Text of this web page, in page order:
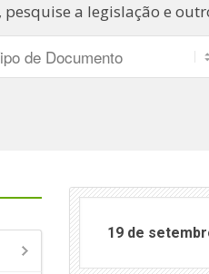
a legislação e
19 de